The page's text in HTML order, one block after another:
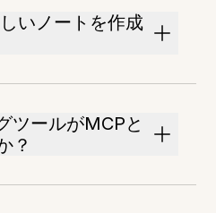
いノートを作成
ツールがMCPと
？